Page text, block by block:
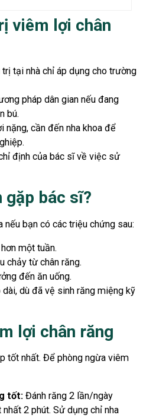
viêm lợi chân
tại nhà chỉ áp dụng cho trường
pháp dân gian nếu đang
bú.
nặng, cần đến nha khoa để
định của bác sĩ về việc sử
gặp bác sĩ?
nếu bạn có các triệu chứng sau:
một tuần.
chảy từ chân răng.
đến ăn uống.
dù đã vệ sinh răng miệng kỹ
lợi chân răng
tốt nhất. Để phòng ngừa viêm
tốt: Đánh răng 2 lần/ngày
2 phút. Sử dụng chỉ nha